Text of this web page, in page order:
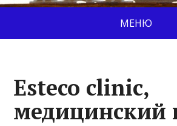
МЕНЮ
Esteco clinic,
медицинский